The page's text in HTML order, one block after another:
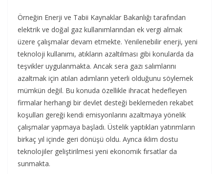
Örneğin Enerji ve Tabii Kaynaklar Bakanlığı tarafından
elektrik ve doğal gaz kullanımlarından ek vergi almak
üzere çalışmalar devam etmekte. Yenilenebilir enerji, yeni
teknoloji kullanımı, atıkların azaltılması gibi konularda da
teşvikler uygulanmakta. Ancak sera gazı salımlarını
azaltmak için atılan adımların yeterli olduğunu söylemek
mümkün değil. Bu konuda özellikle ihracat hedefleyen
firmalar herhangi bir devlet desteği beklemeden rekabet
koşulları gereği kendi emisyonlarını azaltmaya yönelik
çalışmalar yapmaya başladı. Üstelik yaptıkları yatırımların
birkaç yıl içinde geri dönüşü oldu. Ayrıca iklim dostu
teknolojiler geliştirilmesi yeni ekonomik fırsatlar da
sunmakta.